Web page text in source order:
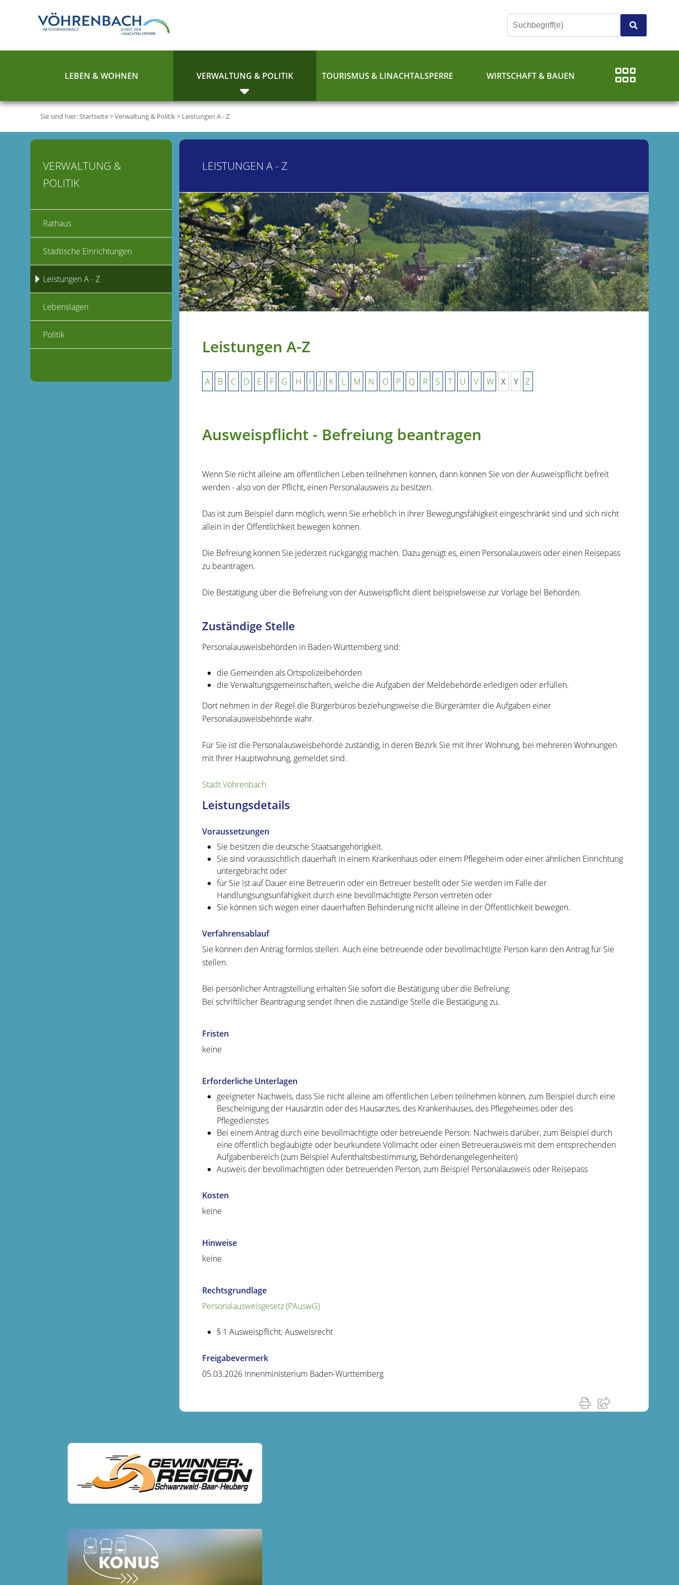
LEBEN & WOHNEN VERWALTUNG & POLITIK TOURISMUS & LINACHTALSPERRE WIRTSCHAFT & BAUEN
Sie sind hier:Startseite>Verwaltung & Politik> Leistungen A - Z
LEISTUNGEN A - Z
Leistungen A-Z
A B C D E F G H I J K L M N O P Q R S T U V W X Y Z
Ausweispflicht - Befreiung beantragen
Wenn Sie nicht alleine am öffentlichen Leben teilnehmen können, dann können Sie von der Ausweispflicht befreit
werden - also von der Pflicht, einen Personalausweis zu besitzen.
Das ist zum Beispiel dann möglich, wenn Sie erheblich in ihrer Bewegungsfähigkeit eingeschränkt sind und sich nicht
allein in der Öffentlichkeit bewegen können.
Die Befreiung können Sie jederzeit rückgängig machen. Dazu genügt es, einen Personalausweis oder einen Reisepass
zu beantragen.
Die Bestätigung über die Befreiung von der Ausweispflicht dient beispielsweise zur Vorlage bei Behörden.
Zuständige Stelle
Personalausweisbehörden in Baden-Württemberg sind:
die Gemeinden als Ortspolizeibehörden
die Verwaltungsgemeinschaften, welche die Aufgaben der Meldebehörde erledigen oder erfüllen.
Dort nehmen in der Regel die Bürgerbüros beziehungsweise die Bürgerämter die Aufgaben einer
Personalausweisbehörde wahr.
Für Sie ist die Personalausweisbehörde zuständig, in deren Bezirk Sie mit Ihrer Wohnung, bei mehreren Wohnungen
mit Ihrer Hauptwohnung, gemeldet sind.
Stadt Vöhrenbach
Leistungsdetails
Voraussetzungen
Sie besitzen die deutsche Staatsangehörigkeit.
Sie sind voraussichtlich dauerhaft in einem Krankenhaus oder einem Pflegeheim oder einer ähnlichen Einrichtung
untergebracht oder
für Sie ist auf Dauer eine Betreuerin oder ein Betreuer bestellt oder Sie werden im Falle der
Handlungsungsunfähigkeit durch eine bevollmächtigte Person vertreten oder
Sie können sich wegen einer dauerhaften Behinderung nicht alleine in der Öffentlichkeit bewegen.
Verfahrensablauf
Sie können den Antrag formlos stellen. Auch eine betreuende oder bevollmächtigte Person kann den Antrag für Sie
stellen.
Bei persönlicher Antragstellung erhalten Sie sofort die Bestätigung über die Befreiung.
Bei schriftlicher Beantragung sendet Ihnen die zuständige Stelle die Bestätigung zu.
Fristen
keine
Erforderliche Unterlagen
geeigneter Nachweis, dass Sie nicht alleine am öffentlichen Leben teilnehmen können, zum Beispiel durch eine
Bescheinigung der Hausärztin oder des Hausarztes, des Krankenhauses, des Pflegeheimes oder des
Pflegedienstes
Bei einem Antrag durch eine bevollmächtigte oder betreuende Person: Nachweis darüber, zum Beispiel durch
eine öffentlich beglaubigte oder beurkundete Vollmacht oder einen Betreuerausweis mit dem entsprechenden
Aufgabenbereich (zum Beispiel Aufenthaltsbestimmung, Behördenangelegenheiten)
Ausweis der bevollmächtigten oder betreuenden Person, zum Beispiel Personalausweis oder Reisepass
Kosten
keine
Hinweise
keine
Rechtsgrundlage
Personalausweisgesetz (PAuswG)
§ 1 Ausweispflicht; Ausweisrecht
Freigabevermerk
05.03.2026 Innenministerium Baden-Württemberg
VERWALTUNG &
POLITIK
Rathaus
Städtische Einrichtungen
Leistungen A - Z
Lebenslagen
Politik